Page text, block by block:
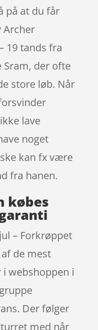
på at du får
Archer
19 tands fra
der ofte
store løb. Når
lave
noget
kan fx være
fra hanen.
købes
– Forkrøppet
de mest
webshoppen i
Der følger
med når